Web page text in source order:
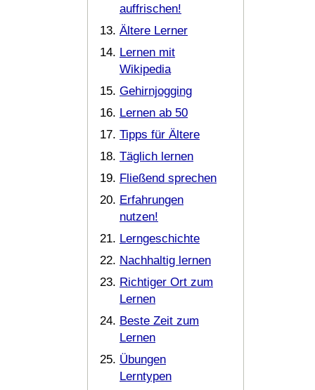
auffrischen!
Ältere Lerner
Lernen mit
Wikipedia
Gehirnjogging
Lernen ab 50
Tipps für Ältere
Täglich lernen
Fließend sprechen
Erfahrungen
nutzen!
Lerngeschichte
Nachhaltig lernen
Richtiger Ort zum
Lernen
Beste Zeit zum
Lernen
Übungen
Lerntypen